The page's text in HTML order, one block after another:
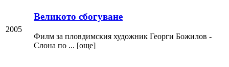
2005
Великото сбогуване
Филм за пловдимския художник Георги Божилов -
Слона по ... [още]